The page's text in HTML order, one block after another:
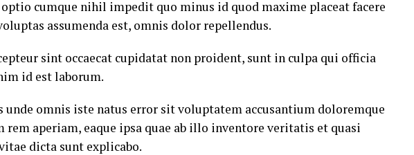
cumque nihil impedit quo minus id quod maxime placeat facere
assumenda est, omnis dolor repellendus.
sint occaecat cupidatat non proident, sunt in culpa qui officia
id est laborum.
unde omnis iste natus error sit voluptatem accusantium doloremque
aperiam, eaque ipsa quae ab illo inventore veritatis et quasi
dicta sunt explicabo.